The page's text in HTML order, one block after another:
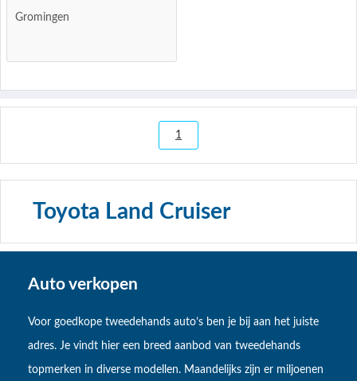
Gromingen
1
Toyota Land Cruiser
Auto verkopen
Voor goedkope tweedehands auto’s ben je bij aan het juiste
adres. Je vindt hier een breed aanbod van tweedehands
topmerken in diverse modellen. Maandelijks zijn er miljoenen